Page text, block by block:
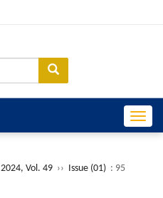
2024, Vol. 49 ›› Issue (01) : 95